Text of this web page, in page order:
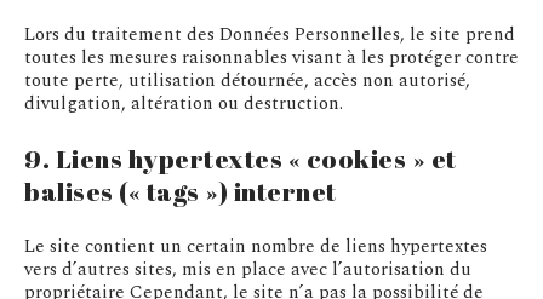
Lors du traitement des Données Personnelles, le site prend
toutes les mesures raisonnables visant à les protéger contre
toute perte, utilisation détournée, accès non autorisé,
divulgation, altération ou destruction.
9. Liens hypertextes « cookies » et
balises (« tags ») internet
Le site contient un certain nombre de liens hypertextes
vers d’autres sites, mis en place avec l’autorisation du
propriétaire Cependant, le site n’a pas la possibilité de